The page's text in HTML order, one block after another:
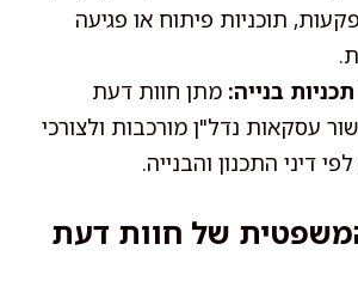
תוכניות פיתוח או פגיעה
בנייה: מתן חוות דעת
עסקאות נדל"ן מורכבות ולצורכי
דיני התכנון והבנייה.
של חוות דעת